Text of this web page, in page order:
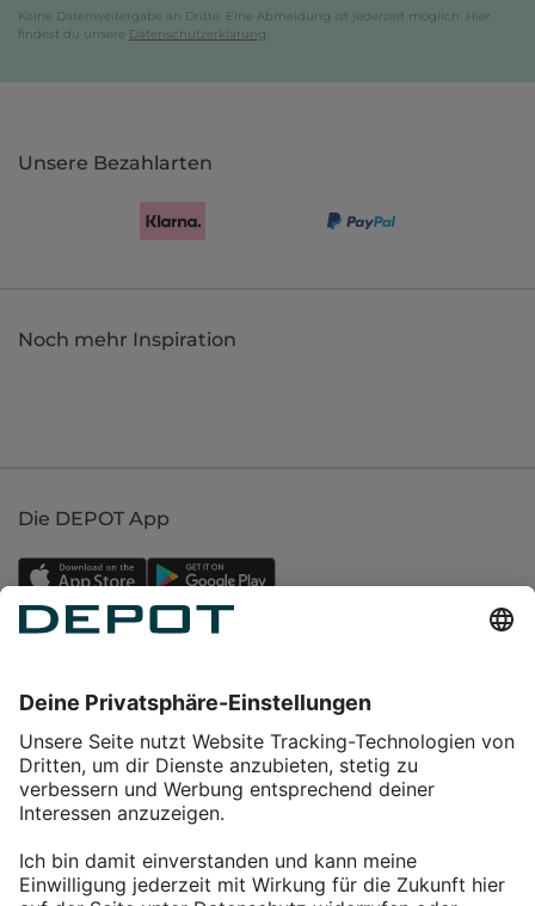
Keine Datenweitergabe an Dritte. Eine Abmeldung ist jederzeit möglich. Hier
findest du unsere Datenschutzerklärung
Unsere Bezahlarten
Noch mehr Inspiration
Die DEPOT App
Service
Über DEPOT
Kontakt